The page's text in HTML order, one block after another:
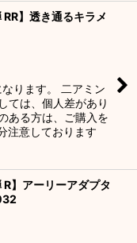
RR】透き通るキラメ
ります。 二アミン
ては、個人差があり
ある方は、ご購入を
注意しております
R】アーリーアダプタ